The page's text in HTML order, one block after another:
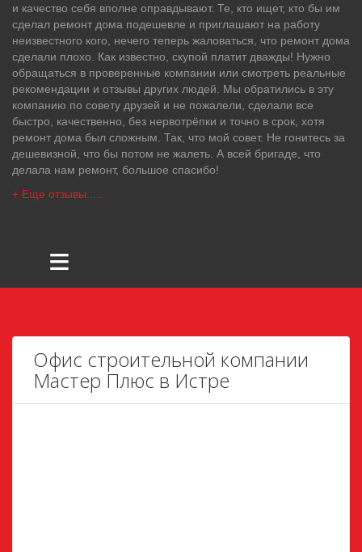
и качество себя вполне оправдывают. Те, кто ищет, кто бы им
сделал ремонт дома подешевле и приглашают на работу
неизвестного кого, нечего теперь жаловаться, что ремонт дома
сделали плохо. Как известно, скупой платит дважды! Нужно
обращаться в проверенные компании или смотреть реальные
рекомендации и отзывы других людей. Мы обратились в эту
компанию по совету друзей и не пожалели, сделали все
быстро, качественно, без нервотрёпки и точно в срок, хотя
ремонт дома был сложным. Так, что мой совет. Не гонитесь за
дешевизной, что бы потом не жалеть. А всей бригаде, что
делала нам ремонт, большое спасибо!
+ Еще отзывы.....
≡
Офис строительной компании
Мастер Плюс в Истре